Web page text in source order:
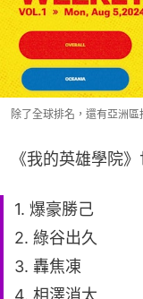
除了全球排名，還有亞洲
《我的英雄學院
1. 爆豪勝己
2. 綠谷出久
3. 轟焦凍
4. 相澤消太